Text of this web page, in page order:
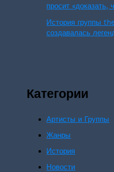
просит «доказать,
История группы
создавалась
Категории
Артисты и Группы
Жанры
История
Новости